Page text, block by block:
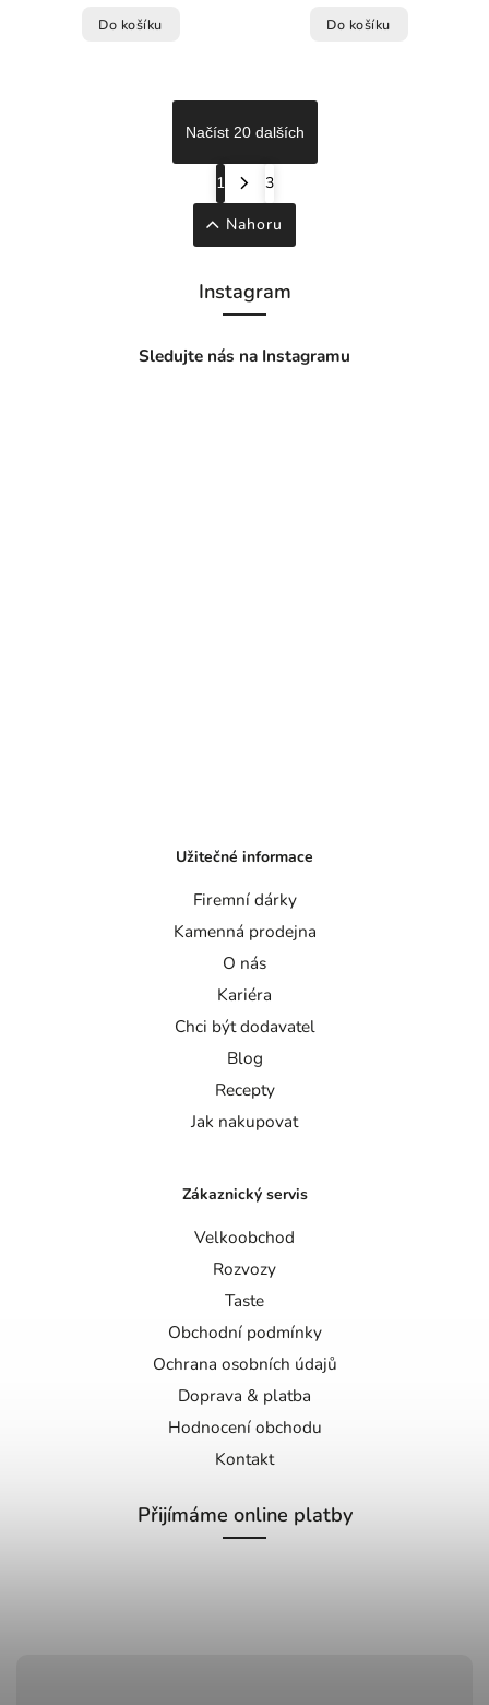
Do košíku Do košíku
Načíst 20 dalších
1
3
Nahoru
Instagram
Sledujte nás na Instagramu
Užitečné informace
Firemní dárky
Kamenná prodejna
O nás
Kariéra
Chci být dodavatel
Blog
Recepty
Jak nakupovat
Zákaznický servis
Velkoobchod
Rozvozy
Taste
Obchodní podmínky
Ochrana osobních údajů
Doprava & platba
Hodnocení obchodu
Kontakt
Přijímáme online platby